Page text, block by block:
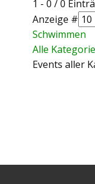
Limite der
1 - 0 / 0
Anzeige #
Schwimmen
Alle
Events aller